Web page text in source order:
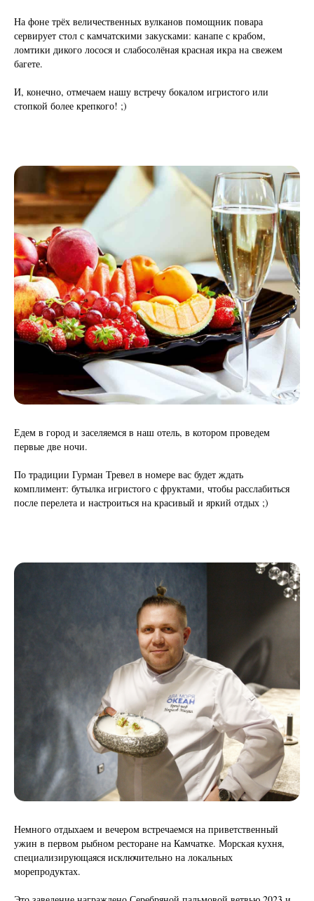
На фоне трёх величественных вулканов помощник повара
сервирует стол с камчатскими закусками: канапе с крабом,
ломтики дикого лосося и слабосолёная красная икра на свежем
багете.
И, конечно, отмечаем нашу встречу бокалом игристого или
стопкой более крепкого! ;)
Едем в город и заселяемся в наш отель, в котором проведем
первые две ночи.
По традиции Гурман Тревел в номере вас будет ждать
комплимент: бутылка игристого с фруктами, чтобы расслабиться
после перелета и настроиться на красивый и яркий отдых ;)
Немного отдыхаем и вечером встречаемся на приветственный
ужин в первом рыбном ресторане на Камчатке. Морская кухня,
специализирующаяся исключительно на локальных
морепродуктах.